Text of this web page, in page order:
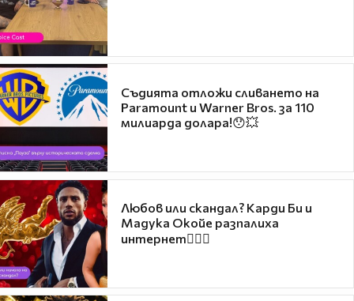
Съдията отложи сливането на
Paramount и Warner Bros. за 110
милиарда долара!😯💥
Любов или скандал? Карди Би и
Мадука Окойе разпалиха
интернет❤️‍🔥🔥